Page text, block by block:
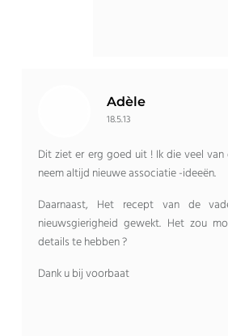
Adèle
18.5.13
Dit ziet er erg goed uit ! Ik die veel
neem altijd nieuwe associatie -ideeën.
Daarnaast, Het recept van de
nieuwsgierigheid gewekt. Het zou
details te hebben ?
Dank u bij voorbaat